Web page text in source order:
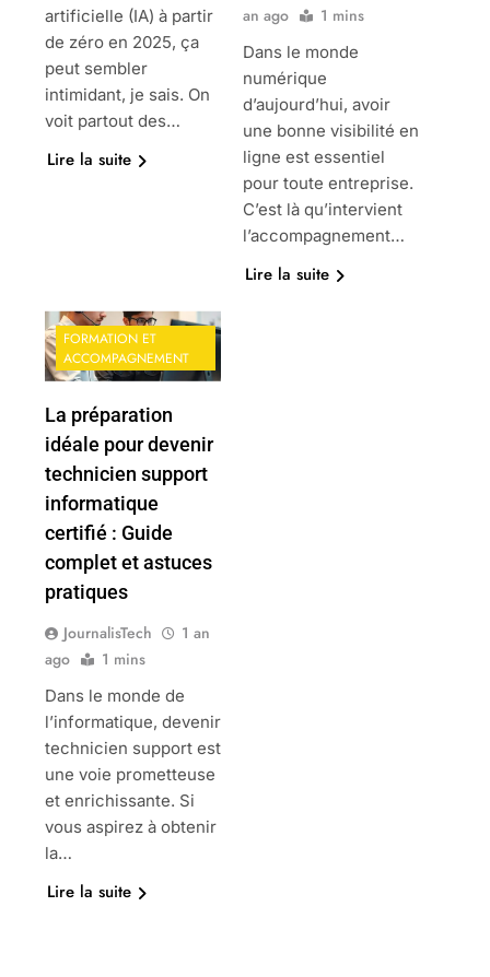
artificielle (IA) à partir
de zéro en 2025, ça
peut sembler
intimidant, je sais. On
voit partout des…
Lire la suite
an ago
1 mins
Dans le monde
numérique
d’aujourd’hui, avoir
une bonne visibilité en
ligne est essentiel
pour toute entreprise.
C’est là qu’intervient
l’accompagnement…
Lire la suite
FORMATION ET
ACCOMPAGNEMENT
La préparation
idéale pour devenir
technicien support
informatique
certifié : Guide
complet et astuces
pratiques
JournalisTech
1 an
ago
1 mins
Dans le monde de
l’informatique, devenir
technicien support est
une voie prometteuse
et enrichissante. Si
vous aspirez à obtenir
la…
Lire la suite